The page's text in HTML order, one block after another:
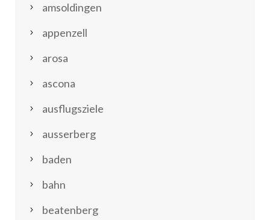
amsoldingen
appenzell
arosa
ascona
ausflugsziele
ausserberg
baden
bahn
beatenberg